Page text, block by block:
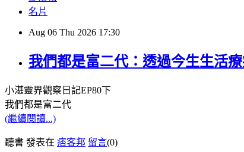
名片
Aug 06 Thu 2026 17:30
我們都是富二代：透過今生生活
小湛靈界觀察日記EP80下
我們都是富二代
(繼續閱讀...)
聽書 發表在 痞客邦 留言(0)